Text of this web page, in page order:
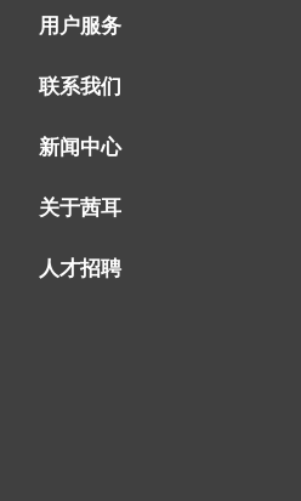
SIAL茜耳-源于欧洲的工
用户服务
联系我们
新闻中心
关于茜耳
人才招聘